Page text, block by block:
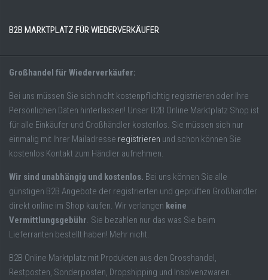
B2B MARKTPLATZ FÜR WIEDERVERKÄUFER
Großhandel für Wiederverkäufer:
Bei uns müssen Sie sich nicht kostenpflichtig registrieren oder Ihre
Persönlichen Daten hinterlassen! Unser B2B Online Marktplatz Shop ist
für alle Einkäufer und Großhändler kostenlos. Sie müssen sich nur
einmalig mit Ihrer Mailadresse registrieren und schon können Sie
kostenlos Kontakt zum Händler aufnehmen.
Wir sind unabhängig und kostenlos. Bei uns können Sie alle
günstigen B2B Angebote der registrierten und geprüften Großhändler
direkt online im Shop kaufen. Wir verlangen keine
Vermittlungsgebühr. Sie bezahlen nur das was Sie beim
Lieferranten bestellt haben! Mehr nicht.
B2B Online Marktplatz mit Produkten aus den Grosshandel,
Restposten, Sonderposten, Dropshipping und Insolvenzwaren.